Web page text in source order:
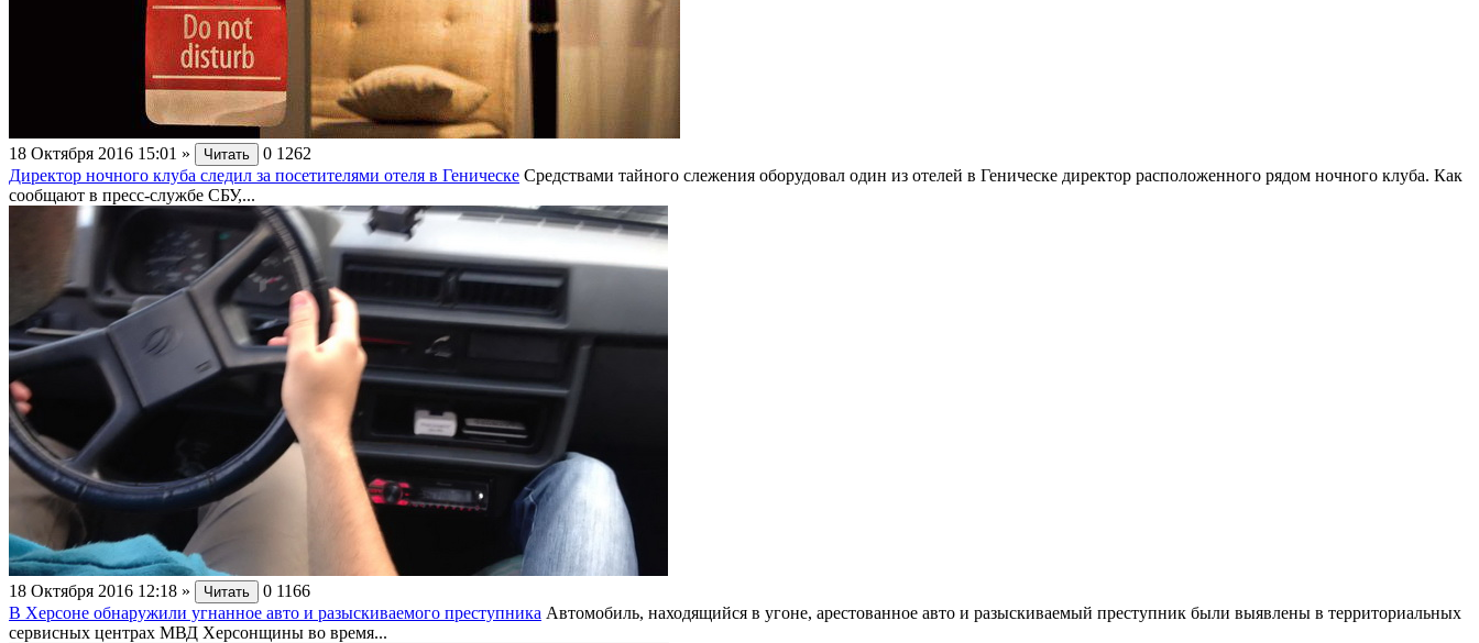
18 Октября 2016 15:01 » Читать 0 1262
Директор ночного клуба следил за посетителями отеля в Геническе Средствами тайного слежения оборудовал один из отелей в Геническе директор расположенного рядом ночного клуба. Как
сообщают в пресс-службе СБУ,...
18 Октября 2016 12:18 » Читать 0 1166
В Херсоне обнаружили угнанное авто и разыскиваемого преступника Автомобиль, находящийся в угоне, арестованное авто и разыскиваемый преступник были выявлены в территориальных
сервисных центрах МВД Херсонщины во время...